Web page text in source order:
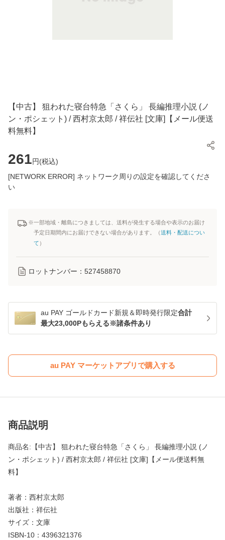
【中古】 狙われた寝台特急「さくら」 長編推理小説 (ノ
ン・ポシェット) / 西村京太郎 / 祥伝社 [文庫]【メール便送
料無料】
261円(税込)
[NETWORK ERROR] ネットワーク周りの設定を確認してくださ
い
※一部地域・離島につきましては、送料が発生する場合や表示のお届け
予定日期間内にお届けできない場合があります。（送料・配送につい
て ）
ロットナンバー： 527458870
au PAY ゴールドカード新規＆即時発行限定合計
最大23,000Pもらえる※諸条件あり
au PAY マーケットアプリで購入する
商品説明
商品名:【中古】 狙われた寝台特急「さくら」 長編推理小説 (ノ
ン・ポシェット) / 西村京太郎 / 祥伝社 [文庫]【メール便送料無
料】
著者：西村京太郎
出版社：祥伝社
サイズ：文庫
ISBN-10：4396321376